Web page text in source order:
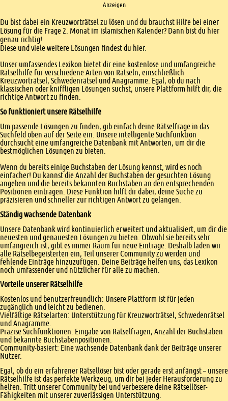
Anzeigen
Einleitung
Du bist dabei ein Kreuzworträtsel zu lösen und du brauchst Hilfe bei einer
Lösung für die Frage 2. Monat im islamischen Kalender? Dann bist du hier
genau richtig!
Diese und viele weitere Lösungen findest du hier.
Unser umfassendes Lexikon bietet dir eine kostenlose und umfangreiche
Rätselhilfe für verschiedene Arten von Rätseln, einschließlich
Kreuzworträtsel, Schwedenrätsel und Anagramme. Egal, ob du nach
klassischen oder kniffligen Lösungen suchst, unsere Plattform hilft dir, die
richtige Antwort zu finden.
So funktioniert unsere Rätselhilfe
Um passende Lösungen zu finden, gib einfach deine Rätselfrage in das
Suchfeld oben auf der Seite ein. Unsere intelligente Suchfunktion
durchsucht eine umfangreiche Datenbank mit Antworten, um dir die
bestmöglichen Lösungen zu bieten.
Wenn du bereits einige Buchstaben der Lösung kennst, wird es noch
einfacher! Du kannst die Anzahl der Buchstaben der gesuchten Lösung
angeben und die bereits bekannten Buchstaben an den entsprechenden
Positionen eintragen. Diese Funktion hilft dir dabei, deine Suche zu
präzisieren und schneller zur richtigen Antwort zu gelangen.
Ständig wachsende Datenbank
Unsere Datenbank wird kontinuierlich erweitert und aktualisiert, um dir die
neuesten und genauesten Lösungen zu bieten. Obwohl sie bereits sehr
umfangreich ist, gibt es immer Raum für neue Einträge. Deshalb laden wir
alle Rätselbegeisterten ein, Teil unserer Community zu werden und
fehlende Einträge hinzuzufügen. Deine Beiträge helfen uns, das Lexikon
noch umfassender und nützlicher für alle zu machen.
Vorteile unserer Rätselhilfe
Kostenlos und benutzerfreundlich: Unsere Plattform ist für jeden
zugänglich und leicht zu bedienen.
Vielfältige Rätselarten: Unterstützung für Kreuzworträtsel, Schwedenrätsel
und Anagramme.
Präzise Suchfunktionen: Eingabe von Rätselfragen, Anzahl der Buchstaben
und bekannte Buchstabenpositionen.
Community-basiert: Eine wachsende Datenbank dank der Beiträge unserer
Nutzer.
Egal, ob du ein erfahrener Rätsellöser bist oder gerade erst anfängst – unsere
Rätselhilfe ist das perfekte Werkzeug, um dir bei jeder Herausforderung zu
helfen. Tritt unserer Community bei und verbessere deine Rätsellöser-
Fähigkeiten mit unserer zuverlässigen Unterstützung.